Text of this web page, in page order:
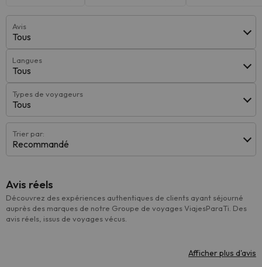
Avis
Tous
Langues
Tous
Types de voyageurs
Tous
Trier par:
Recommandé
Avis réels
Découvrez des expériences authentiques de clients ayant séjourné
auprès des marques de notre Groupe de voyages ViajesParaTi. Des
avis réels, issus de voyages vécus.
Afficher plus d'avis